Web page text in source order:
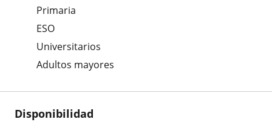
Primaria
ESO
Universitarios
Adultos mayores
Disponibilidad